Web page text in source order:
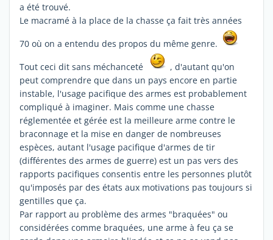
a été trouvé.
Le macramé à la place de la chasse ça fait très années
70 où on a entendu des propos du même genre.
Tout ceci dit sans méchanceté
, d'autant qu'on
peut comprendre que dans un pays encore en partie
instable, l'usage pacifique des armes est probablement
compliqué à imaginer. Mais comme une chasse
réglementée et gérée est la meilleure arme contre le
braconnage et la mise en danger de nombreuses
espèces, autant l'usage pacifique d'armes de tir
(différentes des armes de guerre) est un pas vers des
rapports pacifiques consentis entre les personnes plutôt
qu'imposés par des états aux motivations pas toujours si
gentilles que ça.
Par rapport au problème des armes "braquées" ou
considérées comme braquées, une arme à feu ça se